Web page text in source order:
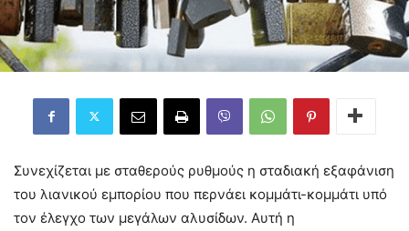
Συνεχίζεται με σταθερούς ρυθμούς η σταδιακή εξαφάνιση
του λιανικού εμπορίου που περνάει κομμάτι-κομμάτι υπό
τον έλεγχο των μεγάλων αλυσίδων. Αυτή η